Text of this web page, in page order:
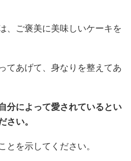
、ご褒美に美味しいケーキを
てあげて、身なりを整えてあ
分によって愛されているとい
さい。
とを示してください。